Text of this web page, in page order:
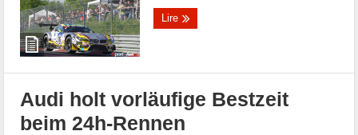
Lire
Audi holt vorläufige Bestzeit
beim 24h-Rennen